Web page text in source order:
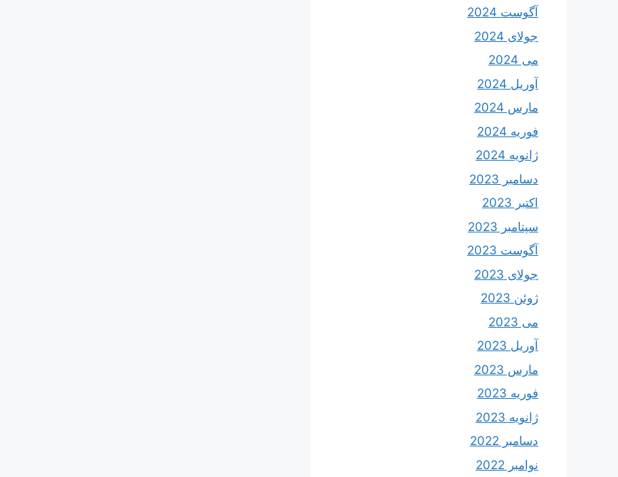
آگوست 2024
جولای 2024
می 2024
آوریل 2024
مارس 2024
فوریه 2024
ژانویه 2024
دسامبر 2023
اکتبر 2023
سپتامبر 2023
آگوست 2023
جولای 2023
ژوئن 2023
می 2023
آوریل 2023
مارس 2023
فوریه 2023
ژانویه 2023
دسامبر 2022
نوامبر 2022